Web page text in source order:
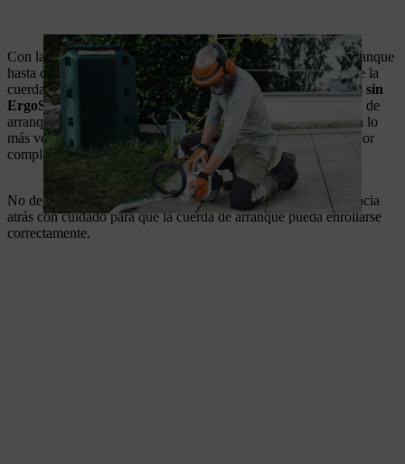
Con la mano derecha, tira lentamente de la empuñadura de arranque
hasta que notes la primera resistencia. Y, a continuación, tira de la
cuerda de arranque rápidamente y con fuerza en lasmáquinas sin
ErgoStart
máquinas con ErgoStart,
tira de la cuerda de
arranque con suavidad y con la misma fuerza. Tira hacia arriba lo
más verticalmente posible. Asegúrate de no tirar de la cuerda por
completo.
No dejes que la empuñadura de arranque retroceda; dirígela hacia
atrás con cuidado para que la cuerda de arranque pueda enrollarse
correctamente.